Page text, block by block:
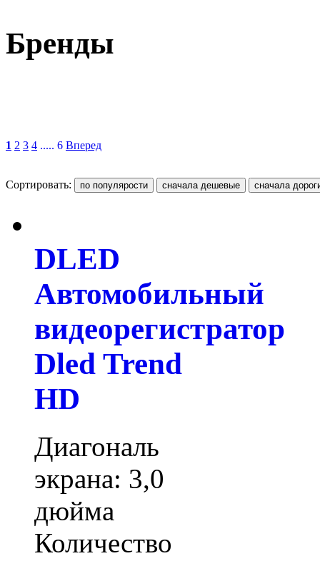
Бренды
1 2 3 4 ..... 6 Вперед
Сортировать:
DLED
Автомобильный
видеорегистратор
Dled Trend
HD
Диагональ
экрана: 3,0
дюйма
Количество